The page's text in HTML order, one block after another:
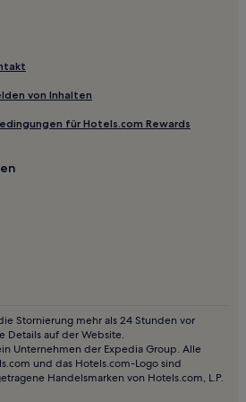
Xiangshan-Berg
Aufruhr-Stätte
Muzhan Allee
National Forest
von Inhalten
für Hotels.com Rewards
Stornierung mehr als 24 Stunden vor
Details auf der Website.
Unternehmen der Expedia Group. Alle
und das Hotels.com-Logo sind
Handelsmarken von Hotels.com, L.P.